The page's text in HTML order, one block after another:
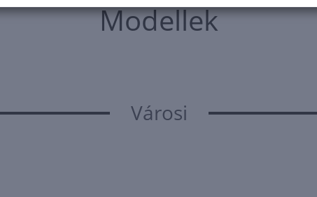
Modellek
Városi